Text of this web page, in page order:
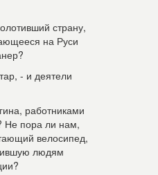
страну,
на Руси
- и деятели
работниками
Не пора ли нам,
велосипед,
людям